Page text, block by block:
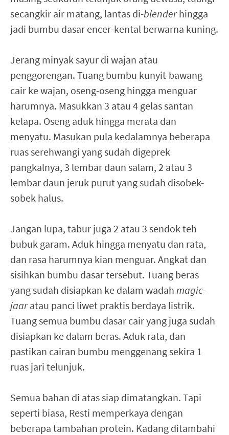
secangkir air matang, lantas di-blenderhingga
jadi bumbu dasar encer-kental berwarna kuning.
Jerang minyak sayur di wajan atau
penggorengan. Tuang bumbu kunyit-bawang
cair ke wajan, oseng-oseng hingga menguar
harumnya. Masukkan 3 atau 4 gelas santan
kelapa. Oseng aduk hingga merata dan
menyatu. Masukan pula kedalamnya beberapa
ruas serehwangi yang sudah digeprek
pangkalnya, 3 lembar daun salam, 2 atau 3
lembar daun jeruk purut yang sudah disobek-
sobek halus.
Jangan lupa, tabur juga 2 atau 3 sendok teh
bubuk garam. Aduk hingga menyatu dan rata,
dan rasa harumnya kian menguar. Angkat dan
sisihkan bumbu dasar tersebut. Tuang beras
yang sudah disiapkan ke dalam wadah magic-
jaaratau panci liwet praktis berdaya listrik.
Tuang semua bumbu dasar cair yang juga sudah
disiapkan ke dalam beras. Aduk rata, dan
pastikan cairan bumbu menggenang sekira 1
ruas jari telunjuk.
Semua bahan di atas siap dimatangkan. Tapi
seperti biasa, Resti memperkaya dengan
beberapa tambahan protein. Kadang ditambahi